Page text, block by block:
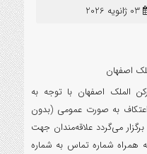
03 ژانویه 2026
اصفهان
۱۴۰۴ مسجد رکن الملک اصفهان با توجه به
به صورت عمومی (بدون
می‌گردد علاقه‌مندان جهت
همراه شماره تماس به شماره